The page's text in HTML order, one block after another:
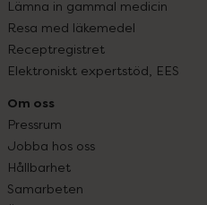
Lämna in gammal medicin
Resa med läkemedel
Receptregistret
Elektroniskt expertstöd, EES
Om oss
Pressrum
Jobba hos oss
Hållbarhet
Samarbeten